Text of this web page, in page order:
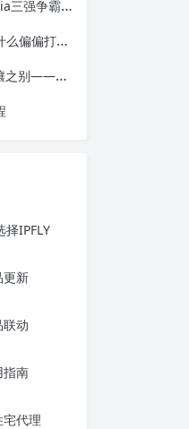
网页执行代理”？
打不开？
的优化指南
择IPFLY
更新
联动
指南
代理